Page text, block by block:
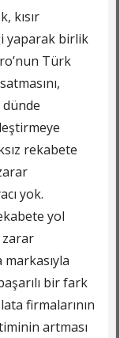
kısır
yaparak birlik
Türk
dünde
rekabete
yok.
yol
zarar
bir fark
firmalarının
artması